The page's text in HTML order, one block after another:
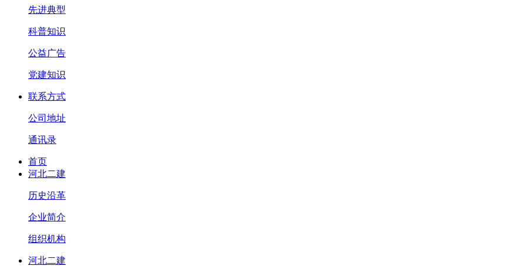
先进典型
科普知识
公益广告
党建知识
联系方式
公司地址
通讯录
首页
河北二建
历史沿革
企业简介
组织机构
河北二建